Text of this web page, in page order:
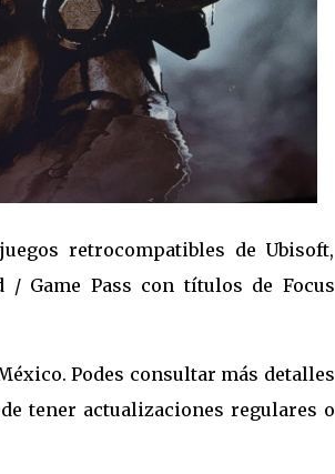
retrocompatibles de Ubisoft,
Game Pass con títulos de Focus
Podes consultar más detalles
tener actualizaciones regulares o